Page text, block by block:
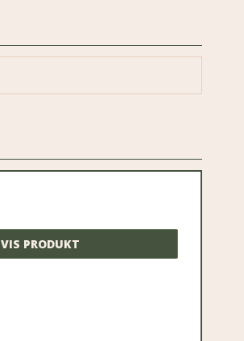
VIS PRODUKT